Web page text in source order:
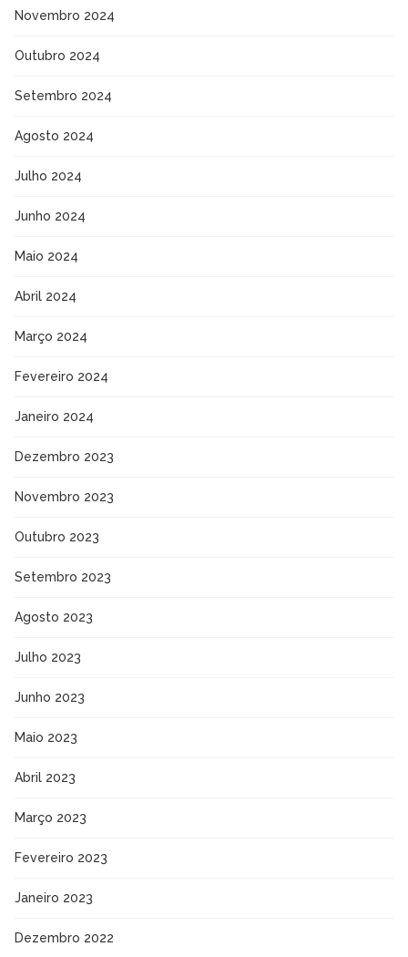
Novembro 2024
Outubro 2024
Setembro 2024
Agosto 2024
Julho 2024
Junho 2024
Maio 2024
Abril 2024
Março 2024
Fevereiro 2024
Janeiro 2024
Dezembro 2023
Novembro 2023
Outubro 2023
Setembro 2023
Agosto 2023
Julho 2023
Junho 2023
Maio 2023
Abril 2023
Março 2023
Fevereiro 2023
Janeiro 2023
Dezembro 2022